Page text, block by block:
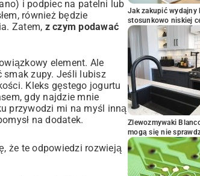
i podpiec na patelni lub
również będzie
Zatem, z czym podawać
element. Ale
smak zupy. Jeśli lubisz
Kleks gęstego jogurtu
gdy najdzie mnie
przywodzi mi na myśl inną
na dodatek.
że te odpowiedzi rozwieją
Jak zakupić wydajny
stosunkowo niskiej
Zlewozmywaki
mogą się nie